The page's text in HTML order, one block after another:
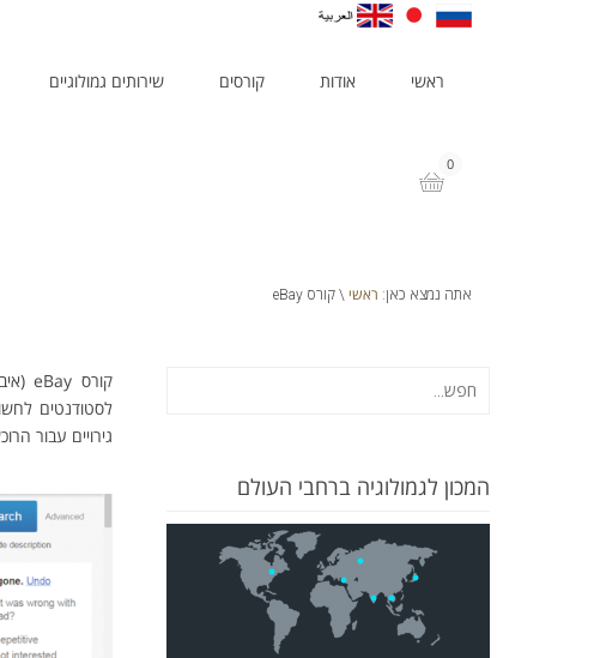
ראשי אודות קורסים שירותים גמולוגיים
0
אתה נמצא כאן: ראשי \ קורס eBay
לסטודנטים
גירויים עבור
המכון לגמולוגיה ברחבי העולם